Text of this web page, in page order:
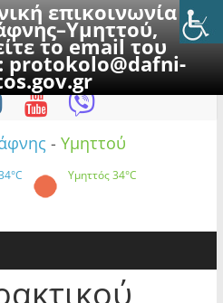
επικοινωνία με
το email του
protokolo@dafni-
Αυγούστου 2026
- Υμηττού
Υμηττός34°C